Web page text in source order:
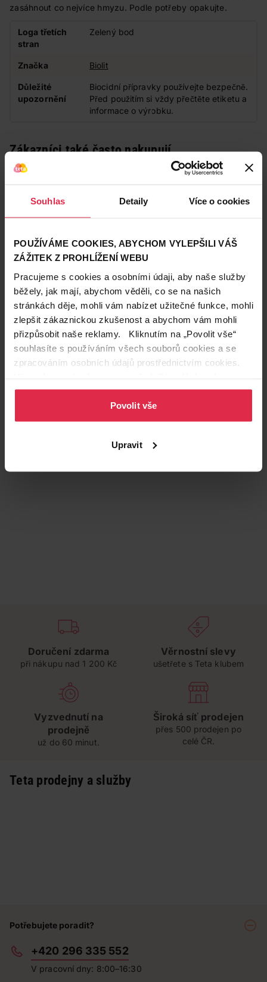
Souhlas Detaily Více o cookies
POUŽÍVÁME COOKIES, ABYCHOM VYLEPŠILI VÁŠ
ZÁŽITEK Z PROHLÍŽENÍ WEBU
Pracujeme s cookies a osobními údaji, aby naše služby
běžely, jak mají, abychom věděli, co se na našich
stránkách děje, mohli vám nabízet užitečné funkce, mohli
zlepšit zákaznickou zkušenost a abychom vám mohli
přizpůsobit naše reklamy. Kliknutím na „Povolit vše“
souhlasíte s používáním všech souborů cookies a se
zpracováním osobních údajů prostřednictvím cookies.
osobních údajů.
Povolit vše
Upravit
zasáhnout co nejvíce hmyzu. Podle potřeby opakujte.
Loga třetích
stran
Zelený bod
Značka Biolit
Důležité
upozornění
Biocidní přípravky používejte bezpečně.
Před použitím si vždy přečtěte etiketu a
informace o výrobku.
Zákazníci také často nakupují
Doručení zdarma
při nákupu nad 1 200 Kč
Věrnostní slevy
ušetřete s Teta klubem
Vyzvednutí na
prodejně
už do 60 minut.
Široká síť prodejen
přes 500 prodejen po
celé ČR.
Teta prodejny a služby
Potřebujete poradit?
+420 296 335 552
V pracovní dny: 8:00–16:30